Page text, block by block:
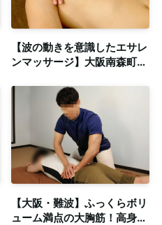
【波の動きを意識したエサレ
ンマッサージ】大阪南森町の
ジ店 Lean on (リーンオン)
【大阪・難波】ふっくらボリ
ューム満点の大胸筋！高身長